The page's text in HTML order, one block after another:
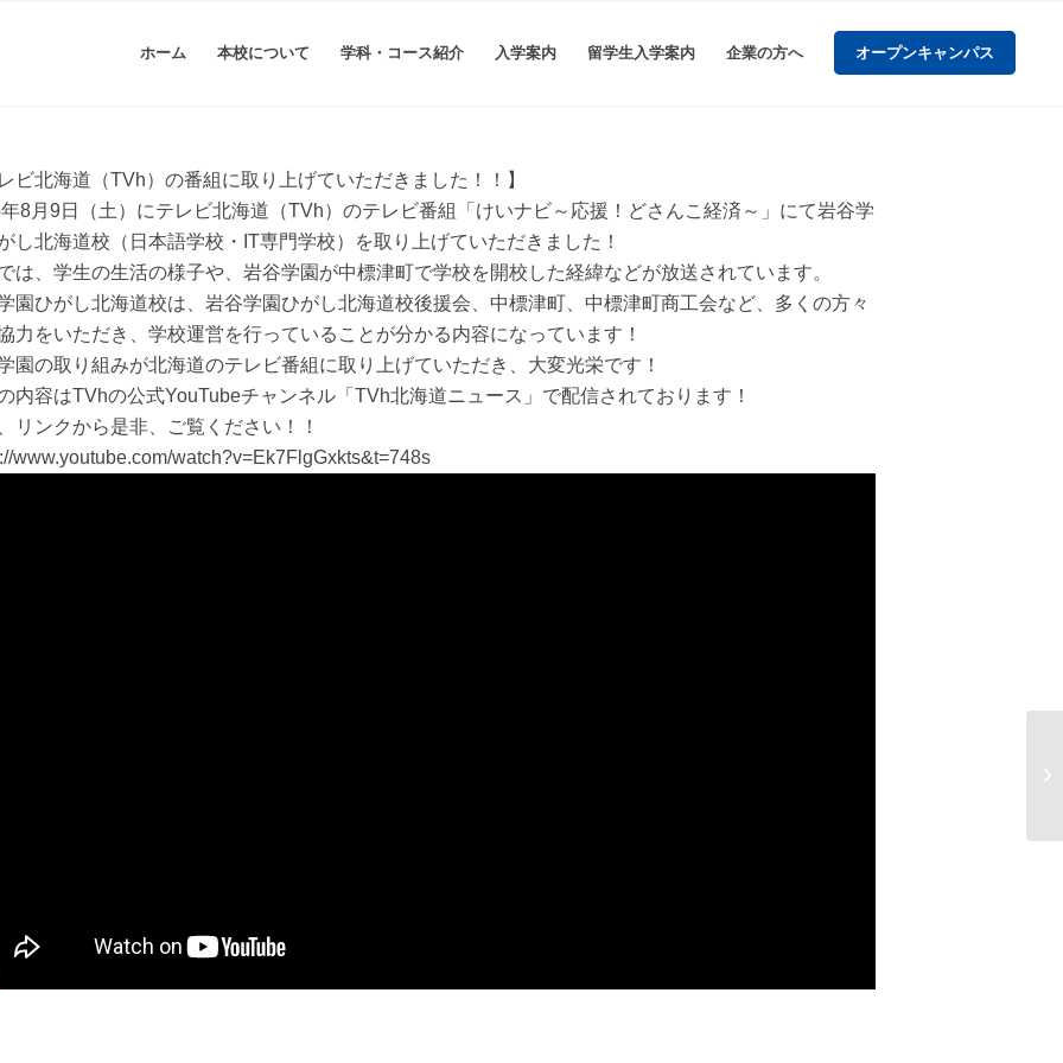
ホーム 本校について 学科・コース紹介 入学案内 留学生入学案内 企業の方へ オープンキャンパス
レビ北海道（TVh）の番組に取り上げていただきました！！】
8月9日（土）にテレビ北海道（TVh）のテレビ番組「けいナビ～応援！どさんこ経済～」にて岩谷学
し北海道校（日本語学校・IT専門学校）を取り上げていただきました！
は、学生の生活の様子や、岩谷学園が中標津町で学校を開校した経緯などが放送されています。
園ひがし北海道校は、岩谷学園ひがし北海道校後援会、中標津町、中標津町商工会など、多くの方々
力をいただき、学校運営を行っていることが分かる内容になっています！
園の取り組みが北海道のテレビ番組に取り上げていただき、大変光栄です！
内容はTVhの公式YouTubeチャンネル「TVh北海道ニュース」で配信されております！
リンクから是非、ご覧ください！！
www.youtube.com/watch?v=Ek7FlgGxkts&t=748s